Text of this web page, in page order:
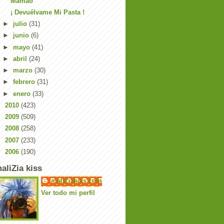
¡ Devuélvame Mi Pasta !
► julio (31)
► junio (6)
► mayo (41)
► abril (24)
► marzo (30)
► febrero (31)
► enero (33)
2010 (423)
2009 (509)
2008 (258)
2007 (233)
2006 (190)
kiss
maliZiakiss.com
Ver todo mi perfil